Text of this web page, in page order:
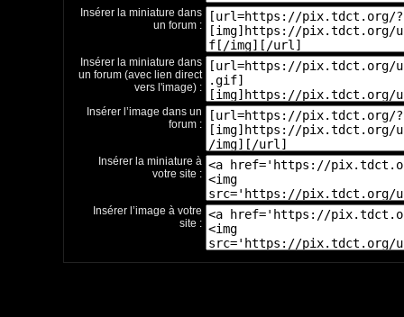
Insérer la miniature dans
un forum :
Insérer la miniature dans
un forum (avec lien direct
vers l'image) :
Insérer l’image dans un
forum :
Insérer la miniature à
votre site :
Insérer l’image à votre
site :